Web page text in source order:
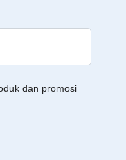
dan promosi